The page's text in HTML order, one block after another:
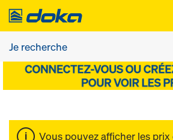
Vous pouvez afficher les